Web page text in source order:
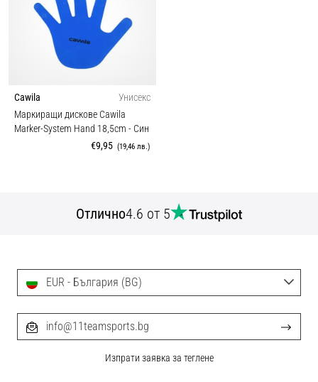
Cawila
Унисекс
Маркиращи дискове Cawila
Marker-System Hand 18,5cm - Син
€9,95 (19,46 лв.)
Отлично4.6 от 5
EUR - България (BG)
info@11teamsports.bg
Изпрати заявка за теглене